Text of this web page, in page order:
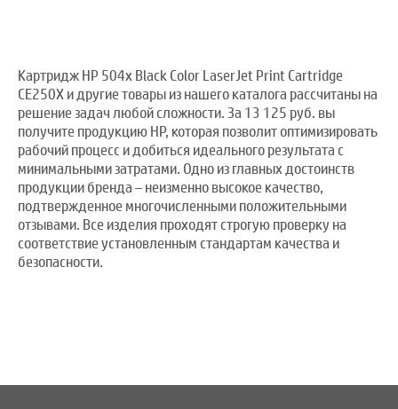
Картридж HP 504x Black Color LaserJet Print Cartridge
CE250X и другие товары из нашего каталога рассчитаны на
решение задач любой сложности. За 13 125 руб. вы
получите продукцию HP, которая позволит оптимизировать
рабочий процесс и добиться идеального результата с
минимальными затратами. Одно из главных достоинств
продукции бренда – неизменно высокое качество,
подтвержденное многочисленными положительными
отзывами. Все изделия проходят строгую проверку на
соответствие установленным стандартам качества и
безопасности.